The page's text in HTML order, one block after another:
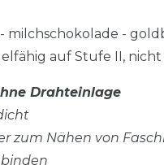
milchschokolade -
auf Stufe II,
Drahteinlage
zum Nähen von